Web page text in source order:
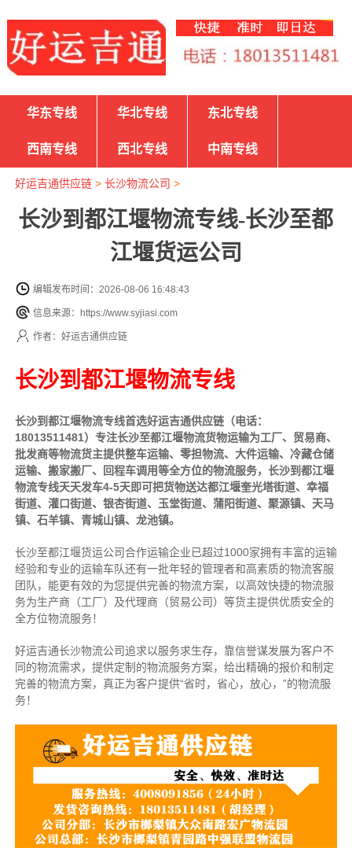
华东专线 华北专线 东北专线
西南专线 西北专线 中南专线
好运吉通供应链> 长沙物流公司 >
长沙到都江堰物流专线-长沙至都
江堰货运公司
编辑发布时间：2026-08-06 16:48:43
信息来源：https://www.syjiasi.com
作者：好运吉通供应链
长沙到都江堰物流专线
长沙到都江堰物流专线首选好运吉通供应链（电话：
18013511481）专注长沙至都江堰物流货物运输为工厂、贸易商、
批发商等物流货主提供整车运输、零担物流、大件运输、冷藏仓储
运输、搬家搬厂、回程车调用等全方位的物流服务，长沙到都江堰
物流专线天天发车4-5天即可把货物送达都江堰奎光塔街道、幸福
街道、灌口街道、银杏街道、玉堂街道、蒲阳街道、聚源镇、天马
镇、石羊镇、青城山镇、龙池镇。
长沙至都江堰货运公司合作运输企业已超过1000家拥有丰富的运输
经验和专业的运输车队还有一批年轻的管理者和高素质的物流客服
团队，能更有效的为您提供完善的物流方案，以高效快捷的物流服
务为生产商（工厂）及代理商（贸易公司）等货主提供优质安全的
全方位物流服务！
好运吉通长沙物流公司追求以服务求生存，靠信誉谋发展为客户不
同的物流需求，提供定制的物流服务方案，给出精确的报价和制定
完善的物流方案，真正为客户提供“省时，省心，放心，”的物流服
务！